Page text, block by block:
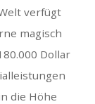
verfügt
magisch
Dollar
die Höhe